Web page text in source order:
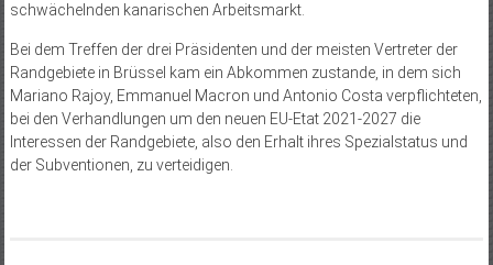
schwächelnden kanarischen Arbeitsmarkt.
Bei dem Treffen der drei Präsidenten und der meisten Vertreter der
Randgebiete in Brüssel kam ein Abkommen zustande, in dem sich
Mariano Rajoy, Emmanuel Macron und Antonio Costa verpflichteten,
bei den Verhandlungen um den neuen EU-Etat 2021-2027 die
Interessen der Randgebiete, also den Erhalt ihres Spezialstatus und
der Subventionen, zu verteidigen.